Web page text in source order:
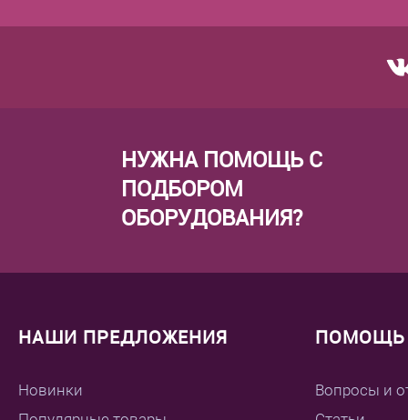
НУЖНА ПОМОЩЬ С
ПОДБОРОМ
ОБОРУДОВАНИЯ?
НАШИ ПРЕДЛОЖЕНИЯ
Новинки
ПОМОЩЬ
Вопросы и